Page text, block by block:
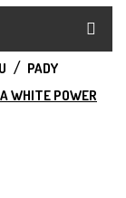
PADY
WHITE POWER